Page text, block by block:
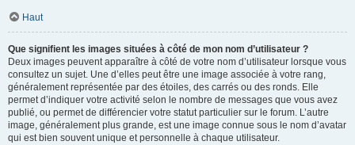
Haut
Que signifient les images situées à côté de mon nom d’utilisateur ?
Deux images peuvent apparaître à côté de votre nom d’utilisateur lorsque vous
consultez un sujet. Une d’elles peut être une image associée à votre rang,
généralement représentée par des étoiles, des carrés ou des ronds. Elle
permet d’indiquer votre activité selon le nombre de messages que vous avez
publié, ou permet de différencier votre statut particulier sur le forum. L’autre
image, généralement plus grande, est une image connue sous le nom d’avatar
qui est bien souvent unique et personnelle à chaque utilisateur.